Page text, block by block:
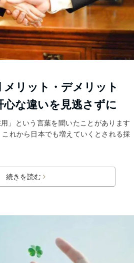
メリット・デメリット
な違いを見逃さずに
」という言葉を聞いたことがあります
れから日本でも増えていくとされる採
続きを読む